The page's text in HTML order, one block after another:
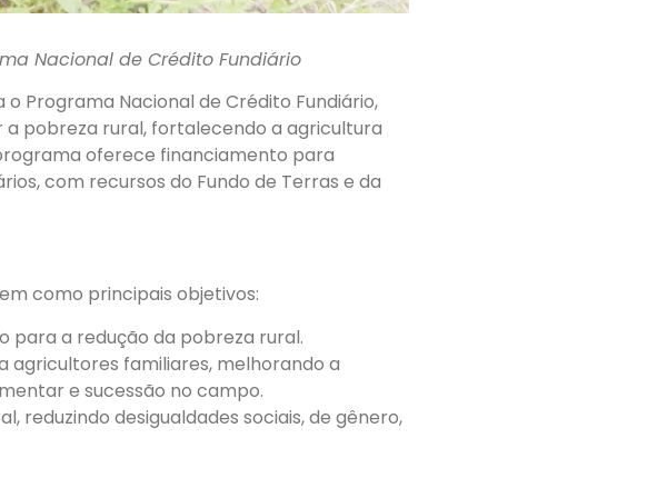
Nacional de Crédito Fundiário
Programa Nacional de Crédito Fundiário,
pobreza rural, fortalecendo a agricultura
oferece financiamento para
com recursos do Fundo de Terras e da
como principais objetivos:
para a redução da pobreza rural.
agricultores familiares, melhorando a
e sucessão no campo.
reduzindo desigualdades sociais, de gênero,